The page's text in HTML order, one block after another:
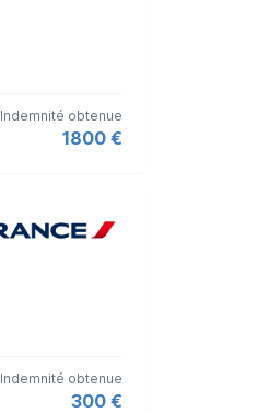
Indemnité obtenue
1800 €
Indemnité obtenue
300 €